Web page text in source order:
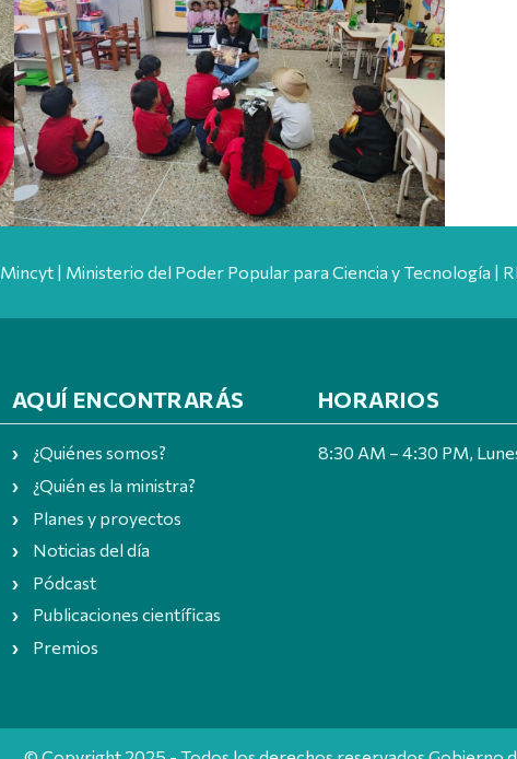
Mincyt | Ministerio del Poder Popular para Ciencia y Tecnología |
AQUÍ ENCONTRARÁS
¿Quiénes somos?
¿Quién es la ministra?
Planes y proyectos
Noticias del día
Pódcast
Publicaciones científicas
Premios
HORARIOS
8:30 AM – 4:30 PM,